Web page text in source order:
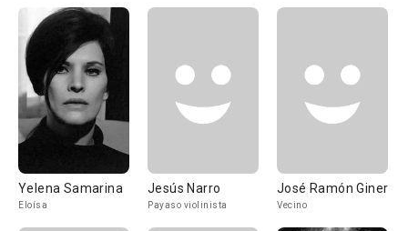
Yelena Samarina
Eloísa
Jesús Narro
Payaso violinista
José Ramón Giner
Vecino